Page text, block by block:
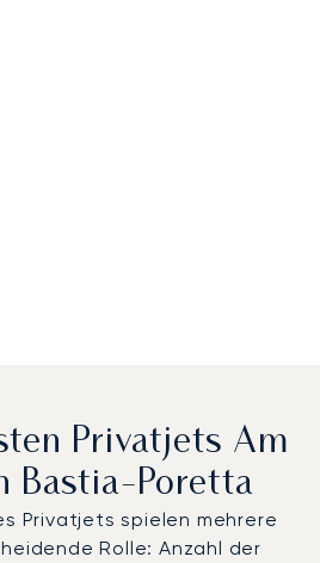
Privatjets Am
Bastia-Poretta
Privatjets spielen mehrere
Rolle: Anzahl der